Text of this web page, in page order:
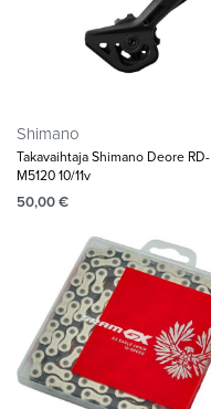
Shimano
Takavaihtaja Shimano Deore RD-
M5120 10/11v
50,00€